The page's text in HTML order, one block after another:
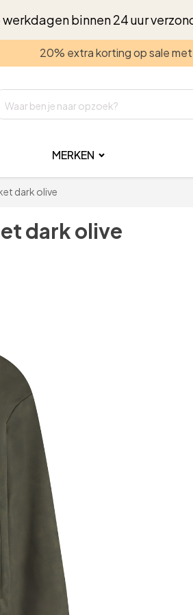
werkdagen binnen 24 uur
20% extra korting op sale
MERKEN
dark olive
dark olive